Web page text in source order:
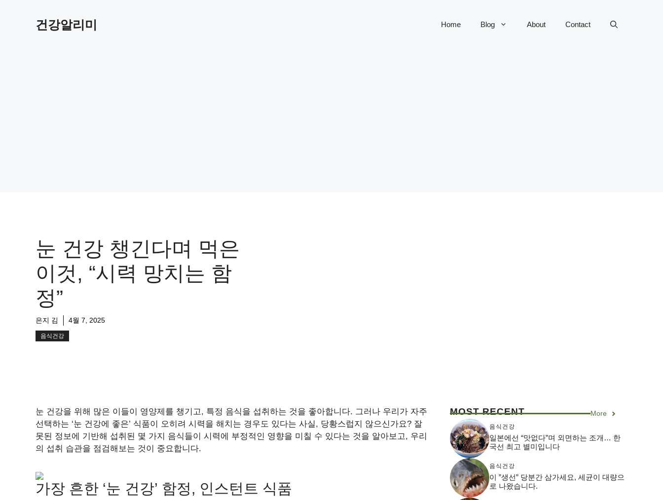
건강알리미 Home Blog About Contact
눈 건강 챙긴다며 먹은
이것, “시력 망치는 함
정”
은지 김 4월 7, 2025
음식건강
눈 건강을 위해 많은 이들이 영양제를 챙기고, 특정 음식을 섭취하는 것을 좋아합니다. 그러나 우리가 자주
선택하는 ‘눈 건강에 좋은’ 식품이 오히려 시력을 해치는 경우도 있다는 사실, 당황스럽지 않으신가요? 잘
못된 정보에 기반해 섭취된 몇 가지 음식들이 시력에 부정적인 영향을 미칠 수 있다는 것을 알아보고, 우리
의 섭취 습관을 점검해보는 것이 중요합니다.
가장 흔한 ‘눈 건강’ 함정, 인스턴트 식품
MOST RECENT More
음식건강
일본에선 “맛없다”며 외면하는 조개… 한
국선 최고 별미입니다
음식건강
이 ”생선” 당분간 삼가세요, 세균이 대량으
로 나왔습니다.